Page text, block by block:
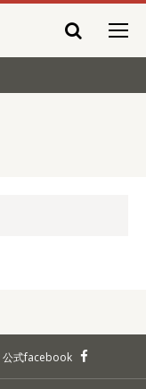
公式facebook